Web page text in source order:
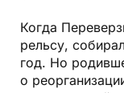
Когда
рельсу,
год. Но
о